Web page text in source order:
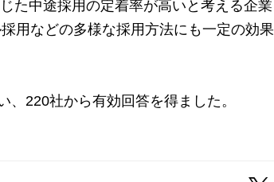
た中途採用の定着率が高いと考える企業
用などの多様な採用方法にも一定の効果
220社から有効回答を得ました。